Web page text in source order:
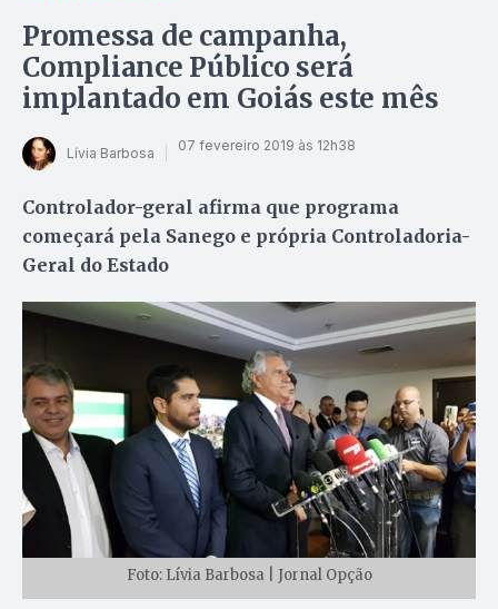
Promessa de campanha,
Compliance Público será
implantado em Goiás este mês
Lívia Barbosa 07 fevereiro 2019 às 12h38
Controlador-geral afirma que programa
começará pela Sanego e própria Controladoria-
Geral do Estado
Foto: Lívia Barbosa | Jornal Opção